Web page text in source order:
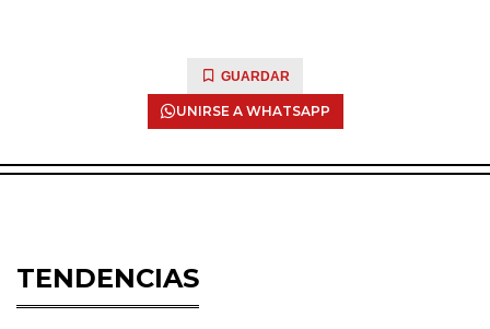
GUARDAR
UNIRSE A WHATSAPP
TENDENCIAS